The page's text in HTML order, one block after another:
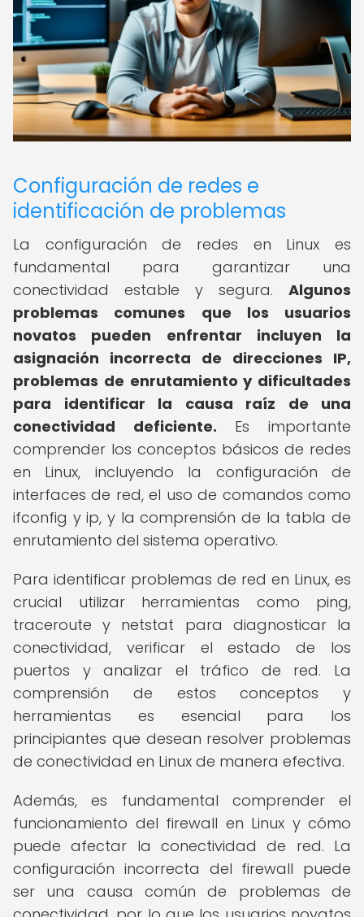
Configuración de redes e
identificación de problemas
La configuración de redes en Linux es
fundamental para garantizar una
conectividad estable y segura. Algunos
problemas comunes que los usuarios
novatos pueden enfrentar incluyen la
asignación incorrecta de direcciones IP,
problemas de enrutamiento y dificultades
para identificar la causa raíz de una
conectividad deficiente. Es importante
comprender los conceptos básicos de redes
en Linux, incluyendo la configuración de
interfaces de red, el uso de comandos como
ifconfig y ip, y la comprensión de la tabla de
enrutamiento del sistema operativo.
Para identificar problemas de red en Linux, es
crucial utilizar herramientas como ping,
traceroute y netstat para diagnosticar la
conectividad, verificar el estado de los
puertos y analizar el tráfico de red. La
comprensión de estos conceptos y
herramientas es esencial para los
principiantes que desean resolver problemas
de conectividad en Linux de manera efectiva.
Además, es fundamental comprender el
funcionamiento del firewall en Linux y cómo
puede afectar la conectividad de red. La
configuración incorrecta del firewall puede
ser una causa común de problemas de